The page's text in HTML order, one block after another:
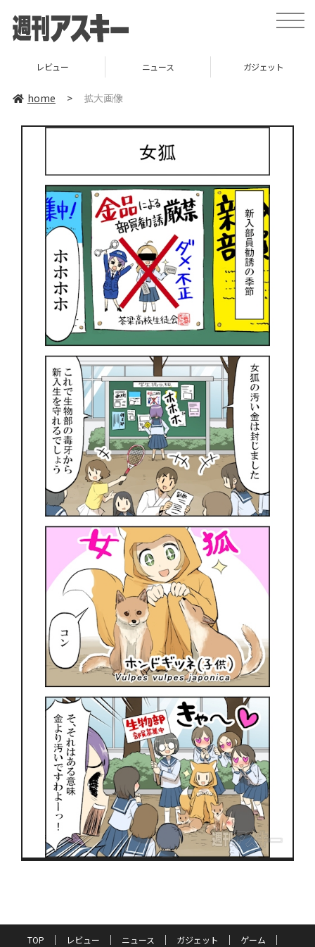
toggle
レビュー ニュース ガジェット
home > 拡大画像
TOP レビュー ニュース ガジェット
ゲーム